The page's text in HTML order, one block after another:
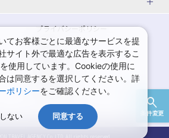
条件変更
千葉県
栃木県
神奈川県ホテル・旅館
千葉県ホテル・旅館
栃木県ホテル・旅館
蔵王温泉(山形)
鳴子温泉(宮城)
飯坂温泉(福島)
岩手旅行・ツアー
秋田旅行・ツアー
福島旅行・ツアー
神奈川旅行・ツアー
女子旅 国内版
ゴールデンウィーク（GW）の国内
旅行
7月の国内旅行
9月の国内旅行
11月の国内旅行
プライバシーポリシー
規約集
商標について
採用情報
てお客様ごとに最適なサービスを提
サイト外で最適な広告を表示するこ
使用しています。Cookieの使用に
は同意するを選択してください。詳
ポリシーをご確認ください。
ない 同意する